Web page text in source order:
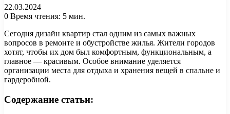
22.03.2024
0 Время чтения: 5 мин.
Сегодня дизайн квартир стал одним из самых важных
вопросов в ремонте и обустройстве жилья. Жители городов
хотят, чтобы их дом был комфортным, функциональным, а
главное — красивым. Особое внимание уделяется
организации места для отдыха и хранения вещей в спальне и
гардеробной.
Содержание статьи: